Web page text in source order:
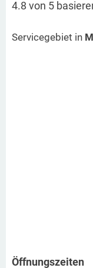
4.8 von 5
Servicegebiet in
Öffnungszeiten